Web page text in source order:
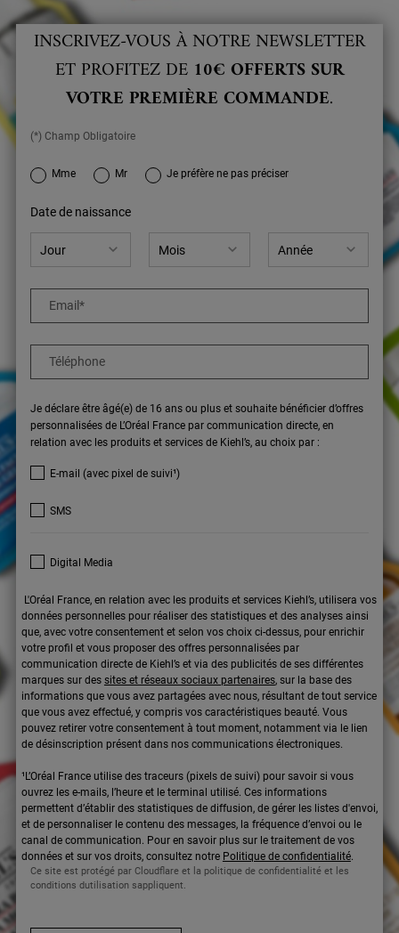
INSCRIVEZ-VOUS À NOTRE NEWSLETTER
ET PROFITEZ DE 10€ OFFERTS SUR
VOTRE PREMIÈRE COMMANDE.
(*) Champ Obligatoire
newslettersignup.title.legend
Mme Mr Je préfère ne pas préciser
Date de naissance
Email*
Téléphone
Je déclare être âgé(e) de 16 ans ou plus et souhaite bénéficier d’offres
personnalisées de L’Oréal France par communication directe, en
relation avec les produits et services de Kiehl’s, au choix par :
E-mail (avec pixel de suivi¹)
SMS
Digital Media
L'Oréal France, en relation avec les produits et services Kiehl’s, utilisera vos
données personnelles pour réaliser des statistiques et des analyses ainsi
que, avec votre consentement et selon vos choix ci-dessus, pour enrichir
votre profil et vous proposer des offres personnalisées par
communication directe de Kiehl’s et via des publicités de ses différentes
marques sur des sites et réseaux sociaux partenaires, sur la base des
informations que vous avez partagées avec nous, résultant de tout service
que vous avez effectué, y compris vos caractéristiques beauté. Vous
pouvez retirer votre consentement à tout moment, notamment via le lien
de désinscription présent dans nos communications électroniques.
¹L’Oréal France utilise des traceurs (pixels de suivi) pour savoir si vous
ouvrez les e-mails, l’heure et le terminal utilisé. Ces informations
permettent d’établir des statistiques de diffusion, de gérer les listes d'envoi,
et de personnaliser le contenu des messages, la fréquence d’envoi ou le
canal de communication. Pour en savoir plus sur le traitement de vos
données et sur vos droits, consultez notre Politique de confidentialité.
Ce site est protégé par Cloudflare et la politique de confidentialité et les
conditions dutilisation sappliquent.